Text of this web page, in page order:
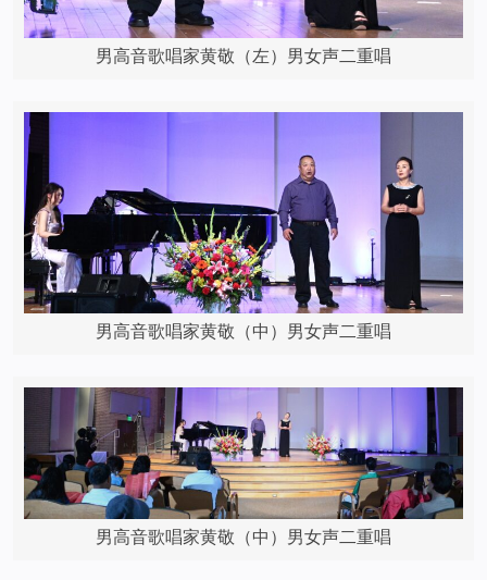
男高音歌唱家黄敬（左）男女声二重唱
男高音歌唱家黄敬（中）男女声二重唱
男高音歌唱家黄敬（中）男女声二重唱